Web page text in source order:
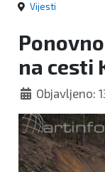
Politika
Vijesti
na cesti
Objavljeno: